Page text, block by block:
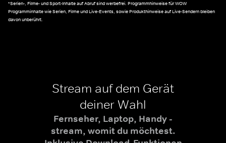
*Serien-, Filme- und Sport-Inhalte auf Abruf sind werbefrei. Programmhinweise für WOW
Programminhalte wie Serien, Filme und Live-Events, sowie Produkthinweise auf Live-Sendern bleiben
davon unberührt.
Stream auf dem Gerät
deiner Wahl
Fernseher, Laptop, Handy -
stream, womit du möchtest.